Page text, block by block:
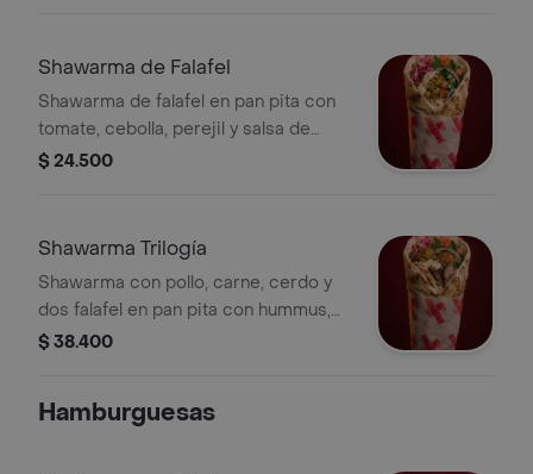
Shawarma de Falafel
Shawarma de falafel en pan pita con
tomate, cebolla, perejil y salsa de
garbanzo.
$ 24.500
Shawarma Trilogía
Shawarma con pollo, carne, cerdo y
dos falafel en pan pita con hummus,
tomate, cebolla y perejil.
$ 38.400
Hamburguesas